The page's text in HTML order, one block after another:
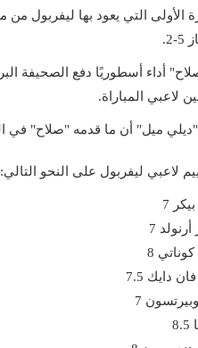
الأولى التي يعود بها ليفربول
لاعبي المباراة.
ميل" أن ما قدمه "صلاح" في
لاعبي ليفربول على النحو التالي:
7
7
كوناتي 8
دايك 7.5
7